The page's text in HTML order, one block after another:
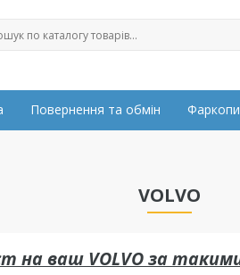
Повернення та обмін
VOLVO
на ваш VOLVO за